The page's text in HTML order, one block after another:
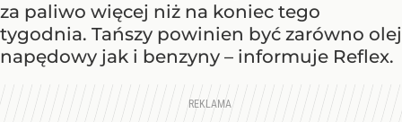
za paliwo więcej niż na koniec tego
tygodnia. Tańszy powinien być zarówno olej
napędowy jak i benzyny – informuje Reflex.